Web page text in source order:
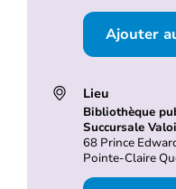
Ajouter
Lieu
Bibliothèque
Succursale
68 Prince
Pointe-Claire